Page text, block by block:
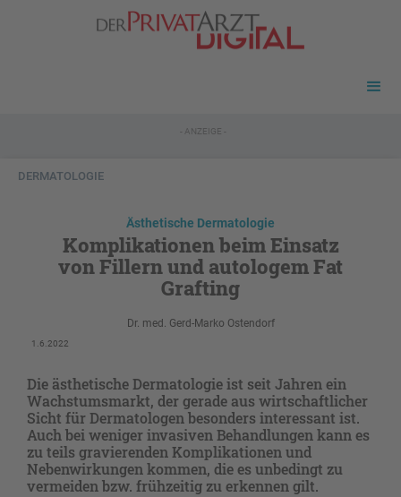
- ANZEIGE -
DERMATOLOGIE
Ästhetische Dermatologie
Komplikationen beim Einsatz
von Fillern und autologem Fat
Grafting
Dr. med. Gerd-Marko Ostendorf
1.6.2022
Die ästhetische Dermatologie ist seit Jahren ein
Wachstumsmarkt, der gerade aus wirtschaftlicher
Sicht für Dermatologen besonders interessant ist.
Auch bei weniger invasiven Behandlungen kann es
zu teils gravierenden Komplikationen und
Nebenwirkungen kommen, die es unbedingt zu
vermeiden bzw. frühzeitig zu erkennen gilt.